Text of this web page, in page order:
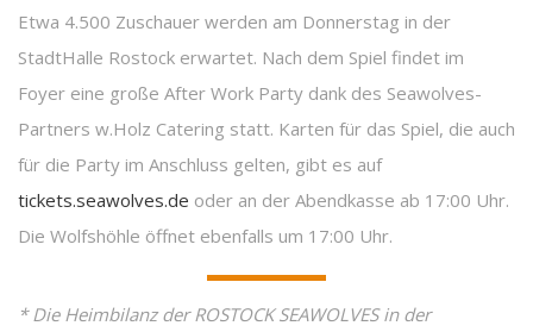
Etwa 4.500 Zuschauer werden am Donnerstag in der
StadtHalle Rostock erwartet. Nach dem Spiel findet im
Foyer eine große After Work Party dank des Seawolves-
Partners w.Holz Catering statt. Karten für das Spiel, die auch
für die Party im Anschluss gelten, gibt es auf
tickets.seawolves.de oder an der Abendkasse ab 17:00 Uhr.
Die Wolfshöhle öffnet ebenfalls um 17:00 Uhr.
* Die Heimbilanz der ROSTOCK SEAWOLVES in der